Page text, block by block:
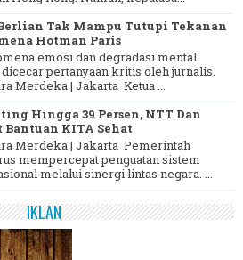
Tak Mampu Tutupi Tekanan
Hotman Paris
emosi dan degradasi mental
pertanyaan kritis oleh jurnalis.
Merdeka | Jakarta Ketua ...
Hingga 39 Persen, NTT Dan
Bantuan KITA Sehat
Merdeka | Jakarta Pemerintah
mempercepat penguatan sistem
melalui sinergi lintas negara. ...
IKLAN